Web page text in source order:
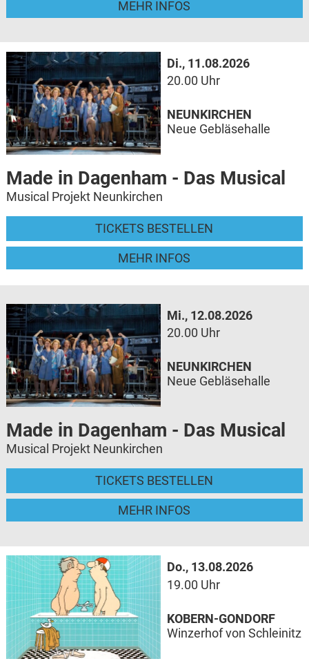
MEHR INFOS
Di., 11.08.2026
20.00 Uhr
Made in Dagenham - Das Musical
Musical Projekt Neunkirchen
TICKETS BESTELLEN
MEHR INFOS
NEUNKIRCHEN
Neue Gebläsehalle
Mi., 12.08.2026
20.00 Uhr
Made in Dagenham - Das Musical
Musical Projekt Neunkirchen
TICKETS BESTELLEN
MEHR INFOS
NEUNKIRCHEN
Neue Gebläsehalle
Do., 13.08.2026
19.00 Uhr
KOBERN-GONDORF
Winzerhof von Schleinitz